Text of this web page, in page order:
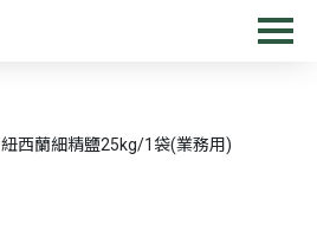
紐西蘭細精鹽25kg/1袋(業務用)